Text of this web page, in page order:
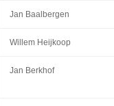
Jan Baalbergen
Willem Heijkoop
Jan Berkhof